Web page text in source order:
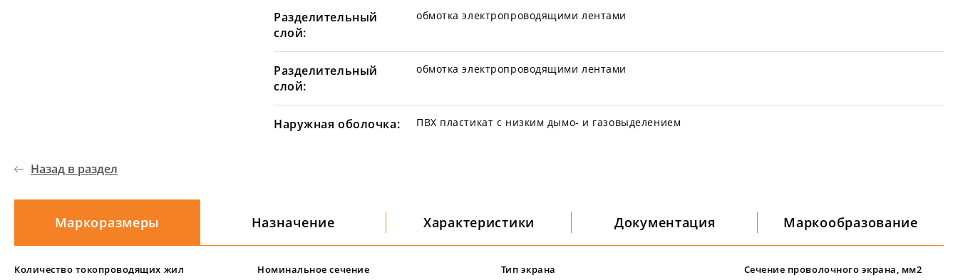
Разделительный
слой:
обмотка электропроводящими лентами
Разделительный
слой:
обмотка электропроводящими лентами
Наружная оболочка: ПВХ пластикат с низким дымо- и газовыделением
Назад в раздел
Маркоразмеры Назначение Характеристики Документация Маркообразование
Количество токопроводящих жил
Номинальное сечение
Тип экрана Сечение проволочного экрана, мм2